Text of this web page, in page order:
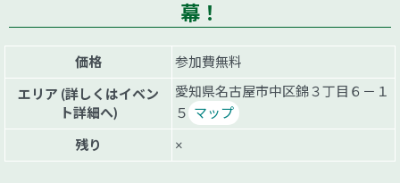
幕！
価格
参加費無料
エリア (詳しくはイベン
ト詳細へ)
愛知県名古屋市中区錦３丁目６－１
５ マップ
残り
×